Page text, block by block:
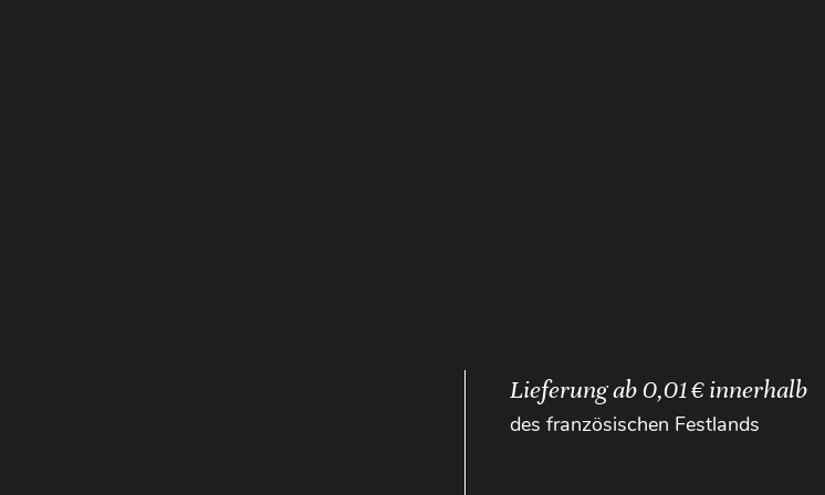
Lieferung ab 0,01 € innerhalb
des französischen Festlands